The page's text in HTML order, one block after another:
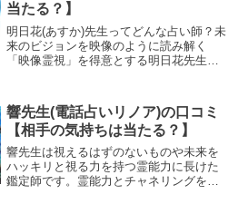
当たる？】
明日花(あすか)先生ってどんな占い師？未
来のビジョンを映像のように読み解く
「映像霊視」を得意とする明日花先生。
ちや近未来の流れを鮮明に視通してくだ
さいます。恋愛成就や復...
響先生(電話占いリノア)の口コミ
【相手の気持ちは当たる？】
響先生は視えるはずのないものや未来を
ハッキリと視る力を持つ霊能力に長けた
鑑定師です。霊能力とチャネリングを得